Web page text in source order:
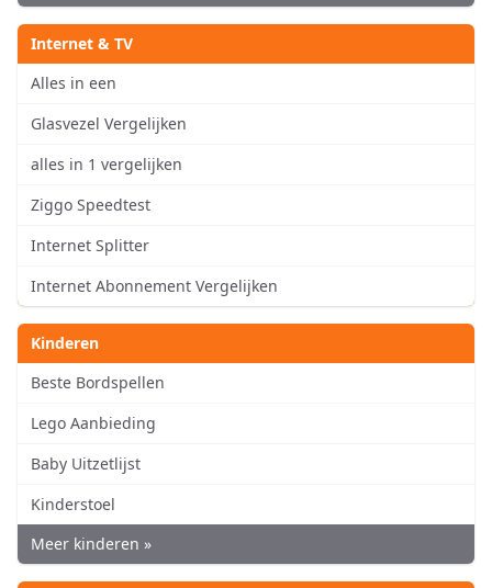
Internet & TV
Alles in een
Glasvezel Vergelijken
alles in 1 vergelijken
Ziggo Speedtest
Internet Splitter
Internet Abonnement Vergelijken
Kinderen
Beste Bordspellen
Lego Aanbieding
Baby Uitzetlijst
Kinderstoel
Meer kinderen »